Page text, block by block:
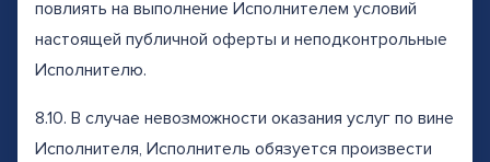
повлиять на выполнение Исполнителем условий
настоящей публичной оферты и неподконтрольные
Исполнителю.
8.10. В случае невозможности оказания услуг по вине
Исполнителя, Исполнитель обязуется произвести